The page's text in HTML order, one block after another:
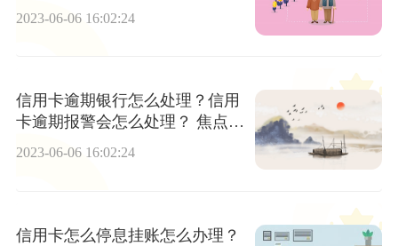
2023-06-06 16:02:24
信用卡逾期银行怎么处理？信用
卡逾期报警会怎么处理？ 焦点短
讯
2023-06-06 16:02:24
信用卡怎么停息挂账怎么办理？